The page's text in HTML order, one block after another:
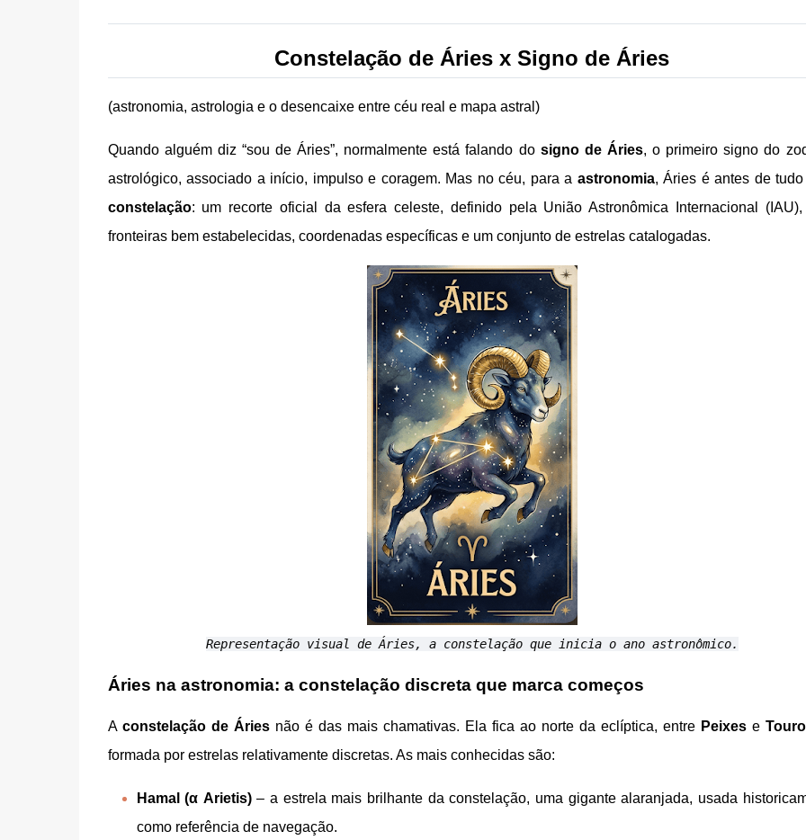
Constelação de Áries x Signo de Áries
(astronomia, astrologia e o desencaixe entre céu real e mapa astral)
Quando alguém diz “sou de Áries”, normalmente está falando do signo de Áries, o primeiro signo do
astrológico, associado a início, impulso e coragem. Mas no céu, para a astronomia, Áries é antes de tudo
constelação: um recorte oficial da esfera celeste, definido pela União Astronômica Internacional (IAU),
fronteiras bem estabelecidas, coordenadas específicas e um conjunto de estrelas catalogadas.
Representação visual de Áries, a constelação que inicia o ano astronômico.
Áries na astronomia: a constelação discreta que marca começos
A constelação de Áriesnão é das mais chamativas. Ela fica ao norte da eclíptica, entre Peixese Touro
formada por estrelas relativamente discretas. As mais conhecidas são:
Hamal (α Arietis)– a estrela mais brilhante da constelação, uma gigante alaranjada, usada
como referência de navegação.